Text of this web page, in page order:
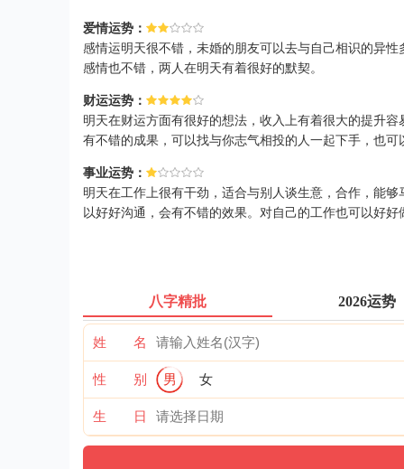
爱情运势：
感情运明天很不错，未婚的朋友可以去与自己相识的异
感情也不错，两人在明天有着很好的默契。
财运运势：
明天在财运方面有很好的想法，收入上有着很大的提升
有不错的成果，可以找与你志气相投的人一起下手，也
事业运势：
明天在工作上很有干劲，适合与别人谈生意，合作，能
以好好沟通，会有不错的效果。对自己的工作也可以好
八字精批 2026运势
姓 名
性 别 男 女
生 日